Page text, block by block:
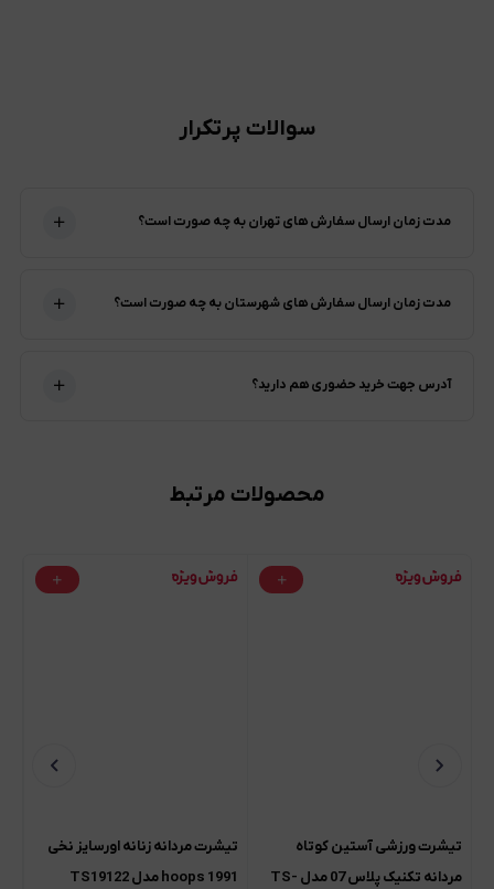
سوالات پرتکرار
مدت زمان ارسال سفارش های تهران به چه صورت است؟
مدت زمان ارسال سفارش های شهرستان به چه صورت است؟
آدرس جهت خرید حضوری هم دارید؟
محصولات مرتبط
تیشرت ورزشی آستین کوتاه
مردانه تکنیک پلاس 07 مدل TS-
تیشرت مردانه زنانه اورسایز نخی
1991 hoops مدل TS19122